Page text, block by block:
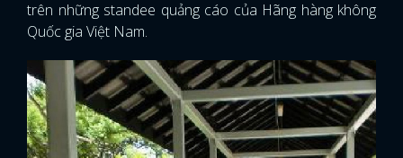
trên những standee quảng cáo của Hãng hàng không
Quốc gia Việt Nam.